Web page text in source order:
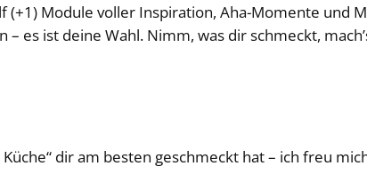
(+1) Module voller Inspiration, Aha-Momente und
es ist deine Wahl. Nimm, was dir schmeckt,
dir am besten geschmeckt hat – ich freu